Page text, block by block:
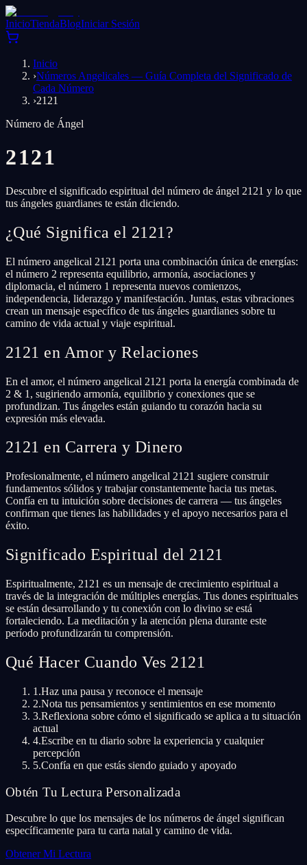
InicioTiendaBlogIniciar Sesión
Inicio
›Números Angelicales — Guía Completa del Significado de
Cada Número
›2121
Número de Ángel
2121
Descubre el significado espiritual del número de ángel 2121 y lo que
tus ángeles guardianes te están diciendo.
¿Qué Significa el 2121?
El número angelical 2121 porta una combinación única de energías:
el número 2 representa equilibrio, armonía, asociaciones y
diplomacia, el número 1 representa nuevos comienzos,
independencia, liderazgo y manifestación. Juntas, estas vibraciones
crean un mensaje específico de tus ángeles guardianes sobre tu
camino de vida actual y viaje espiritual.
2121 en Amor y Relaciones
En el amor, el número angelical 2121 porta la energía combinada de
2 & 1, sugiriendo armonía, equilibrio y conexiones que se
profundizan. Tus ángeles están guiando tu corazón hacia su
expresión más elevada.
2121 en Carrera y Dinero
Profesionalmente, el número angelical 2121 sugiere construir
fundamentos sólidos y trabajar constantemente hacia tus metas.
Confía en tu intuición sobre decisiones de carrera — tus ángeles
confirman que tienes las habilidades y el apoyo necesarios para el
éxito.
Significado Espiritual del 2121
Espiritualmente, 2121 es un mensaje de crecimiento espiritual a
través de la integración de múltiples energías. Tus dones espirituales
se están desarrollando y tu conexión con lo divino se está
fortaleciendo. La meditación y la atención plena durante este
período profundizarán tu comprensión.
Qué Hacer Cuando Ves 2121
1.Haz una pausa y reconoce el mensaje
2.Nota tus pensamientos y sentimientos en ese momento
3.Reflexiona sobre cómo el significado se aplica a tu situación
actual
4.Escribe en tu diario sobre la experiencia y cualquier
percepción
5.Confía en que estás siendo guiado y apoyado
Obtén Tu Lectura Personalizada
Descubre lo que los mensajes de los números de ángel significan
específicamente para tu carta natal y camino de vida.
Obtener Mi Lectura